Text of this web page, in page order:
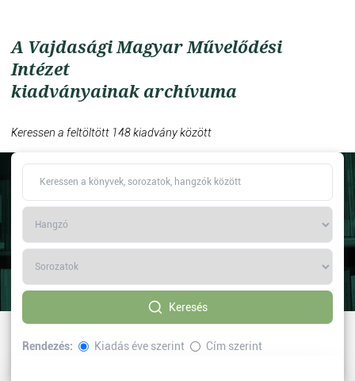
A Vajdasági Magyar Művelődési
Intézet
kiadványainak archívuma
Keressen a feltöltött 148 kiadvány között
Keresés
Rendezés: Kiadás éve szerint
Cím szerint